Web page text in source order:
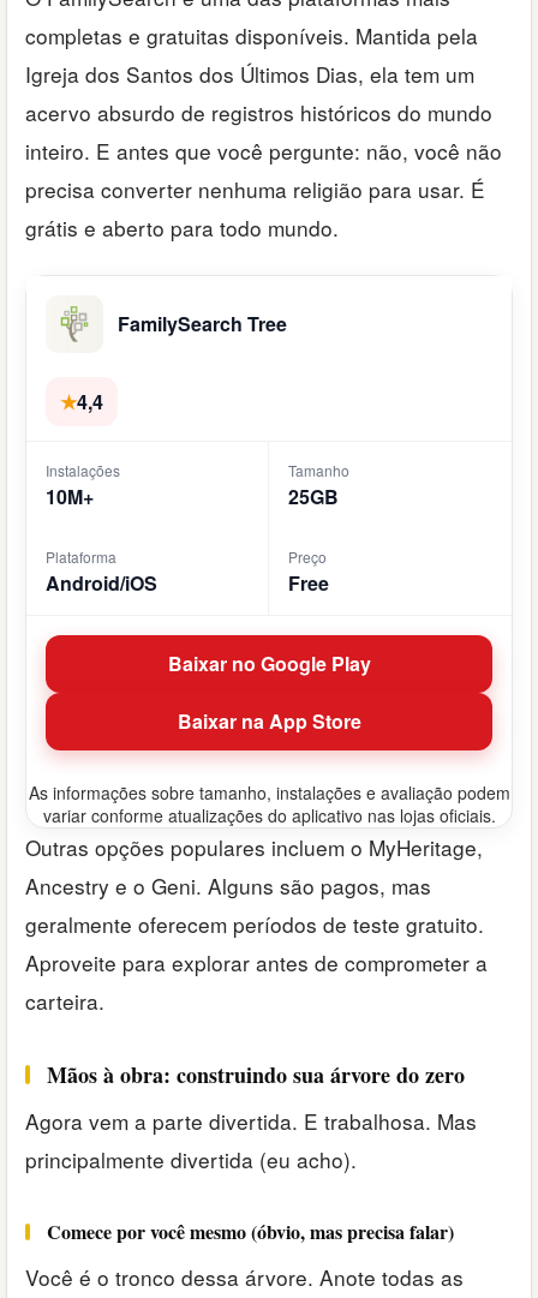
completas e gratuitas disponíveis. Mantida pela
Igreja dos Santos dos Últimos Dias, ela tem um
acervo absurdo de registros históricos do mundo
inteiro. E antes que você pergunte: não, você não
precisa converter nenhuma religião para usar. É
grátis e aberto para todo mundo.
FamilySearch Tree
★4,4
Instalações
10M+
Tamanho
25GB
Plataforma
Android/iOS
Preço
Free
Baixar no Google Play
Baixar na App Store
As informações sobre tamanho, instalações e avaliação podem
variar conforme atualizações do aplicativo nas lojas oficiais.
Outras opções populares incluem o MyHeritage,
Ancestry e o Geni. Alguns são pagos, mas
geralmente oferecem períodos de teste gratuito.
Aproveite para explorar antes de comprometer a
carteira.
Mãos à obra: construindo sua árvore do zero
Agora vem a parte divertida. E trabalhosa. Mas
principalmente divertida (eu acho).
Comece por você mesmo (óbvio, mas precisa falar)
Você é o tronco dessa árvore. Anote todas as